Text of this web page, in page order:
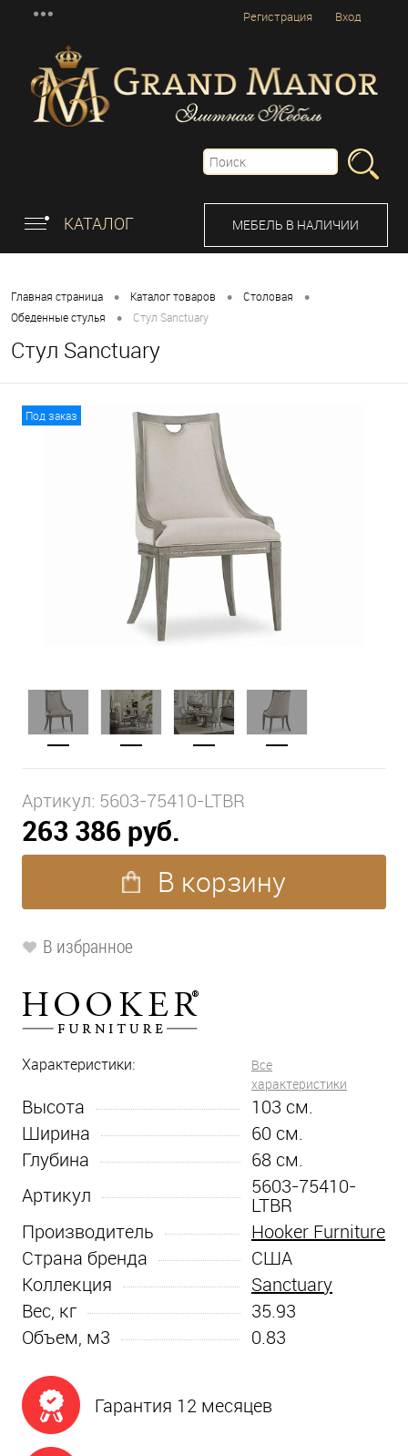
Вход
Регистрация
КАТАЛОГ МЕБЕЛЬ В НАЛИЧИИ
Главная страница • Каталог товаров • Столовая •
Обеденные стулья • Стул Sanctuary
Стул Sanctuary
Под заказ
Артикул: 5603-75410-LTBR
263 386 руб.
В корзину
В избранное
Характеристики:
Все
характеристики
Высота 103 см.
Ширина
60 см.
Глубина
68 см.
Артикул
5603-75410-
LTBR
Производитель
Hooker Furniture
Страна бренда
США
Коллекция
Sanctuary
Вес, кг
35.93
Объем, м3
0.83
Гарантия 12 месяцев